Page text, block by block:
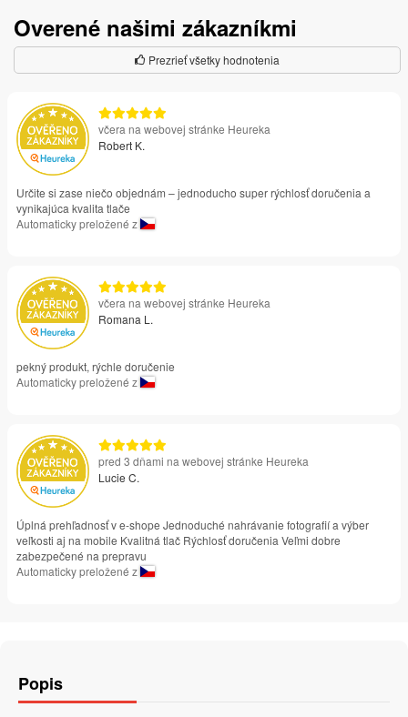
Overené našimi zákazníkmi
Prezrieť všetky hodnotenia
včera na webovej stránke Heureka
Robert K.
Určite si zase niečo objednám – jednoducho super rýchlosť doručenia a
vynikajúca kvalita tlače
Automaticky preložené z
včera na webovej stránke Heureka
Romana L.
pekný produkt, rýchle doručenie
Automaticky preložené z
pred 3 dňami na webovej stránke Heureka
Lucie C.
Úplná prehľadnosť v e-shope Jednoduché nahrávanie fotografií a výber
veľkosti aj na mobile Kvalitná tlač Rýchlosť doručenia Veľmi dobre
zabezpečené na prepravu
Automaticky preložené z
Popis